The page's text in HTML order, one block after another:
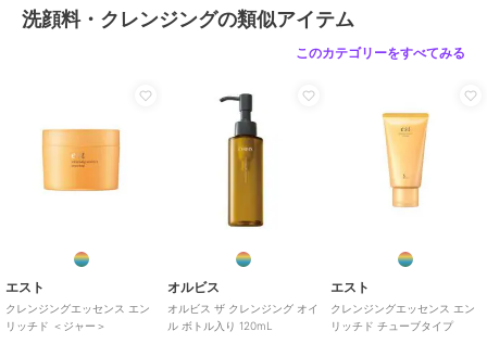
洗顔料・クレンジングの類似アイテム
このカテゴリーをすべてみる
エスト
クレンジングエッセンス エン
リッチド ＜ジャー＞
オルビス
オルビス ザ クレンジング オイ
ル ボトル入り 120mL
エスト
クレンジングエッセンス エン
リッチド チューブタイプ